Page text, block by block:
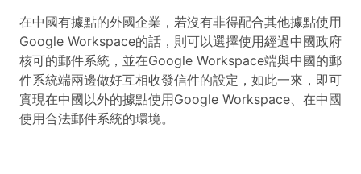
在中國有據點的外國企業，若沒有非得配合其他據點使用
Google Workspace的話，則可以選擇使用經過中國政府
核可的郵件系統，並在Google Workspace端與中國的郵
件系統端兩邊做好互相收發信件的設定，如此一來，即可
實現在中國以外的據點使用Google Workspace、在中國
使用合法郵件系統的環境。